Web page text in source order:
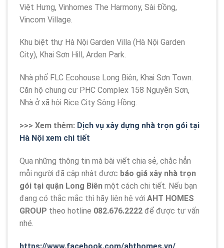
Việt Hưng, Vinhomes The Harmony, Sài Đồng,
Vincom Village.
Khu biệt thự Hà Nội Garden Villa (Hà Nội Garden
City), Khai Sơn Hill, Arden Park.
Nhà phố FLC Ecohouse Long Biên, Khai Sơn Town.
Căn hộ chung cư PHC Complex 158 Nguyễn Sơn,
Nhà ở xã hội Rice City Sông Hồng.
>>> Xem thêm: Dịch vụ xây dựng nhà trọn gói tại
Hà Nội xem chi tiết
Qua những thông tin mà bài viết chia sẻ, chắc hẳn
mỗi người đã cập nhật được báo giá xây nhà trọn
gói tại quận Long Biên một cách chi tiết. Nếu bạn
đang có thắc mắc thì hãy liên hệ với AHT HOMES
GROUP theo hotline 082.676.2222 để được tư vấn
nhé.
https://www.facebook.com/ahthomes.vn/